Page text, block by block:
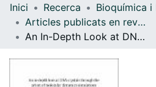
Com
Inici Recerca
Articles publicats en revistes (Bioquímica i Biomedicina Molecular)
An In-Depth Look at DNA Crystals through the Prism of Molecular Dynamics Simulations